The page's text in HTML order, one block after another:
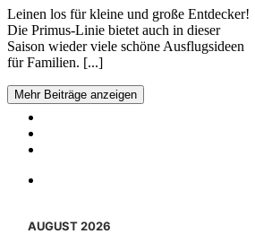
auf
Wasser
Leinen los für kleine und große Entdecker!
Die Primus-Linie bietet auch in dieser
Saison wieder viele schöne Ausflugsideen
für Familien. [...]
Mehr Beiträge anzeigen
AUGUST 2026